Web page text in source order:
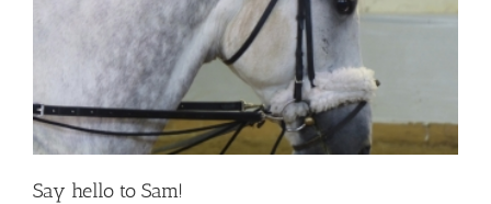
Say hello to Sam!